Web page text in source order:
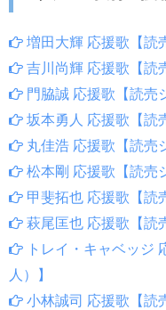
増田大輝 応援歌【読
吉川尚輝 応援歌【読
門脇誠 応援歌【読売
坂本勇人 応援歌【読
丸佳浩 応援歌【読売
松本剛 応援歌【読売
甲斐拓也 応援歌【読
萩尾匡也 応援歌【読
トレイ・キャベッジ
人）】
小林誠司 応援歌【読